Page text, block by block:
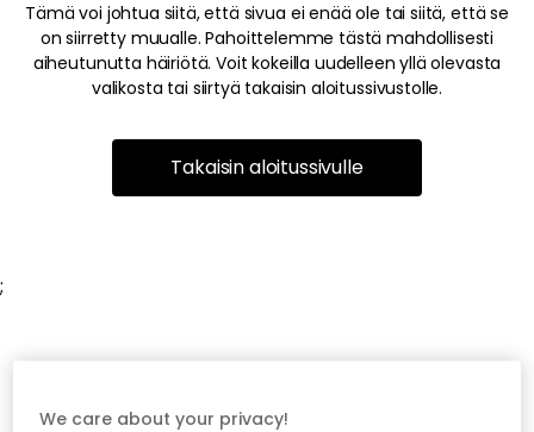
Tämä voi johtua siitä, että sivua ei enää ole tai siitä, että se
on siirretty muualle. Pahoittelemme tästä mahdollisesti
aiheutunutta häiriötä. Voit kokeilla uudelleen yllä olevasta
valikosta tai siirtyä takaisin aloitussivustolle.
Takaisin aloitussivulle
;
We care about your privacy!